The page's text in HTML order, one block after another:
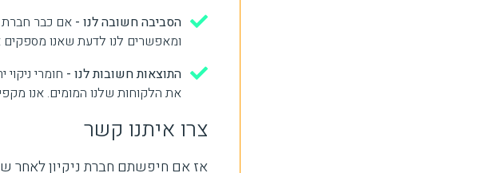
הסביבה חשובה לנו - אם כבר חברת
ומאפשרים לנו לדעת שאנו מספקים
התוצאות חשובות לנו - חומרי
את הלקוחות שלנו המומים. אנו
צרו איתנו קשר
אז אם חיפשתם חברת ניקיון לאחר